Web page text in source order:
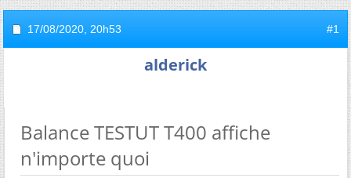
17/08/2020, 20h53 #1
alderick
Balance TESTUT T400 affiche
n'importe quoi